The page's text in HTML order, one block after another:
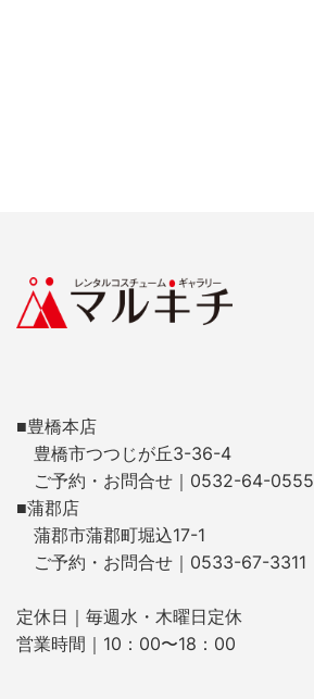
■豊橋本店
豊橋市つつじが丘3-36-4
ご予約・お問合せ｜0532-64-0555
■蒲郡店
蒲郡市蒲郡町堀込17-1
ご予約・お問合せ｜0533-67-3311
定休日｜毎週水・木曜日定休
営業時間｜10：00〜18：00